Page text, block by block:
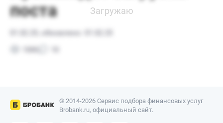
© 2014-2026 Сервис подбора финансовых услуг
Brobank.ru, официальный сайт.